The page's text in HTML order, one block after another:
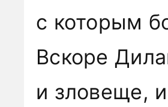
с которым
Вскоре
и зловеще,